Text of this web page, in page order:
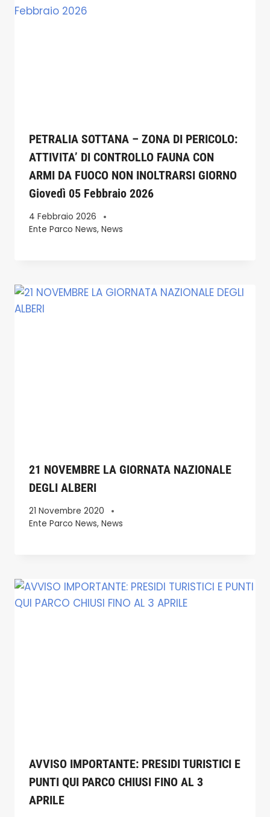
PETRALIA SOTTANA – ZONA DI PERICOLO:
ATTIVITA’ DI CONTROLLO FAUNA CON
ARMI DA FUOCO NON INOLTRARSI GIORNO
Giovedì 05 Febbraio 2026
4 Febbraio 2026
Ente Parco News, News
21 NOVEMBRE LA GIORNATA NAZIONALE
DEGLI ALBERI
21 Novembre 2020
Ente Parco News, News
AVVISO IMPORTANTE: PRESIDI TURISTICI E
PUNTI QUI PARCO CHIUSI FINO AL 3
APRILE